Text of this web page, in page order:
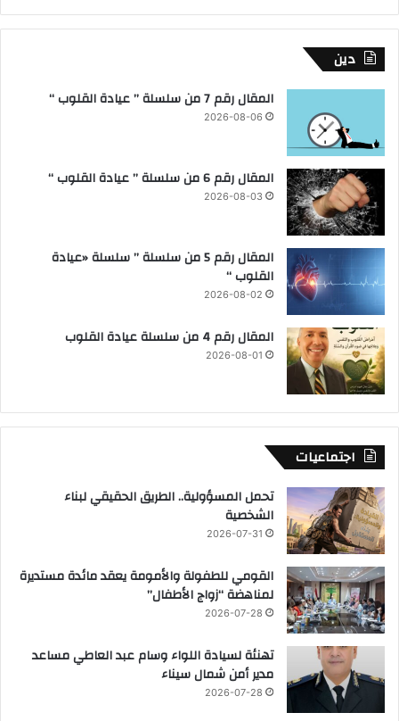
دين
المقال رقم 7 من سلسلة ” عيادة القلوب “
2026-08-06
المقال رقم 6 من سلسلة ” عيادة القلوب “
2026-08-03
المقال رقم 5 من سلسلة ” سلسلة «عيادة
القلوب “
2026-08-02
المقال رقم 4 من سلسلة عيادة القلوب
2026-08-01
اجتماعيات
تحمل المسؤولية.. الطريق الحقيقي لبناء
الشخصية
2026-07-31
القومي للطفولة والأمومة يعقد مائدة مستديرة
لمناهضة “زواج الأطفال”
2026-07-28
تهنئة لسيادة اللواء وسام عبد العاطي مساعد
مدير أمن شمال سيناء
2026-07-28